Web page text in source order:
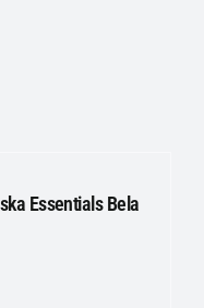
Essentials Bela